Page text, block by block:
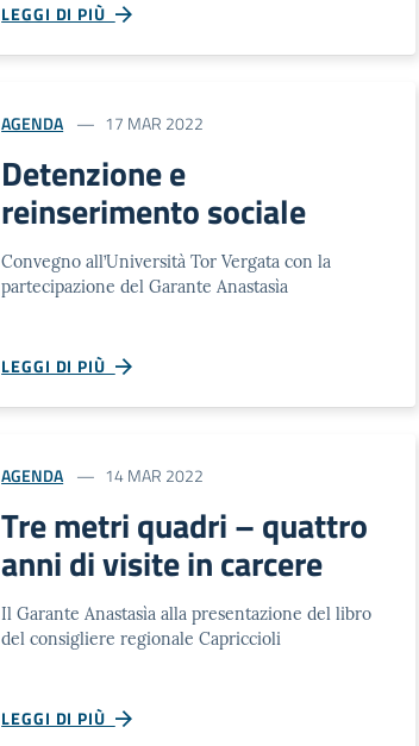
LEGGI DI PIÙ
AGENDA 17 MAR 2022
Detenzione e
reinserimento sociale
Convegno all’Università Tor Vergata con la
partecipazione del Garante Anastasìa
LEGGI DI PIÙ
AGENDA 14 MAR 2022
Tre metri quadri – quattro
anni di visite in carcere
Il Garante Anastasìa alla presentazione del libro
del consigliere regionale Capriccioli
LEGGI DI PIÙ